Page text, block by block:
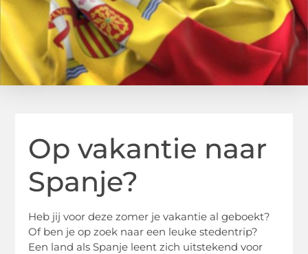
Op vakantie naar
Spanje?
Heb jij voor deze zomer je vakantie al geboekt?
Of ben je op zoek naar een leuke stedentrip?
Een land als Spanje leent zich uitstekend voor